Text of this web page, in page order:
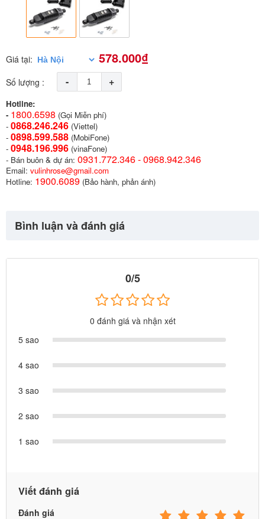
Giá tại: 578.000₫
Số lượng : - +
Hotline:
- 1800.6598 (Gọi Miễn phí)
- 0868.246.246 (Viettel)
- 0898.599.588 (MobiFone)
- 0948.196.996 (vinaFone)
- Bán buôn & dự án: 0931.772.346 - 0968.942.346
Email: vulinhrose@gmail.com
Hotline: 1900.6089 (Bảo hành, phản ánh)
Bình luận và đánh giá
0/5
0 đánh giá và nhận xét
5 sao
4 sao
3 sao
2 sao
1 sao
Viết đánh giá
Đánh giá